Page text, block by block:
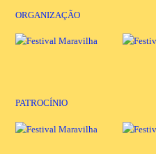
ORGANIZAÇÃO
PATROCÍNIO